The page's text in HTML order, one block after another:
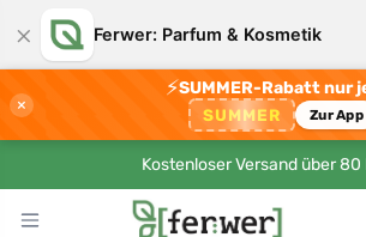
× Ferwer: Parfum & Kosmetik
×
⚡SUMMER-Rabatt nur
SUMMER Zur App
Kostenloser Versand über 80